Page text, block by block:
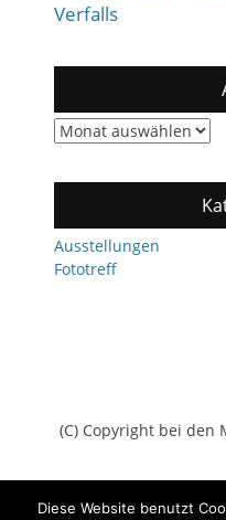
Verfalls
Archiv
Ausstellungen
Fototreff
(C) Copyright bei
Diese Website benutzt